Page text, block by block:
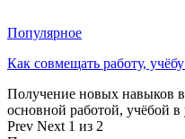
Популярное
Как совмещать работу,
Получение новых навыков
основной работой, учёбой
Prev Next 1 из 2